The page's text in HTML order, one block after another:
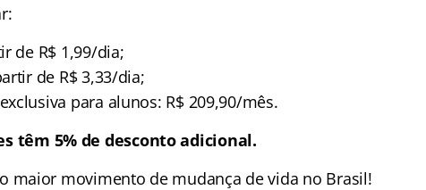
de R$ 1,99/dia;
de R$ 3,33/dia;
para alunos: R$ 209,90/mês.
têm 5% de desconto adicional.
maior movimento de mudança de vida no Brasil!